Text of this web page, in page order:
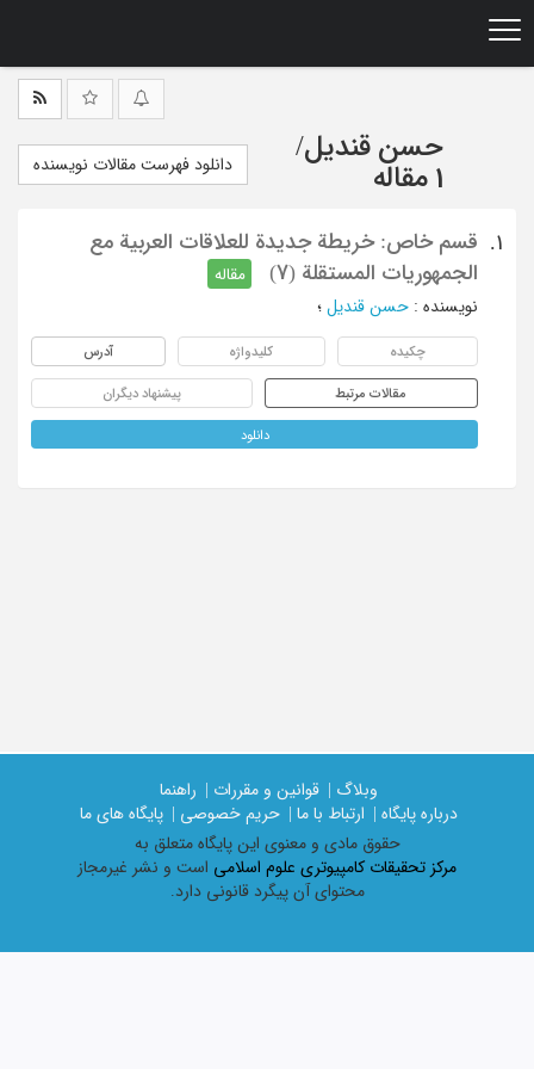
حسن قندیل/
1 مقاله
دانلود فهرست مقالات نویسنده
1.
قسم خاص: خریطة جدیدة للعلاقات العربیة مع
الجمهوریات المستقلة (7)
مقاله
نویسنده : حسن قندیل ؛
چکیده کلیدواژه آدرس
مقالات مرتبط پیشنهاد دیگران
دانلود
وبلاگ | قوانین و مقررات |
راهنما
درباره پایگاه |
ارتباط با ما | حریم خصوصی |
پایگاه های ما
حقوق مادی و معنوی اين پايگاه متعلق به
مرکز تحقیقات کامپیوتری علوم اسلامی است و نشر غیرمجاز
محتوای آن پیگرد قانونی دارد.